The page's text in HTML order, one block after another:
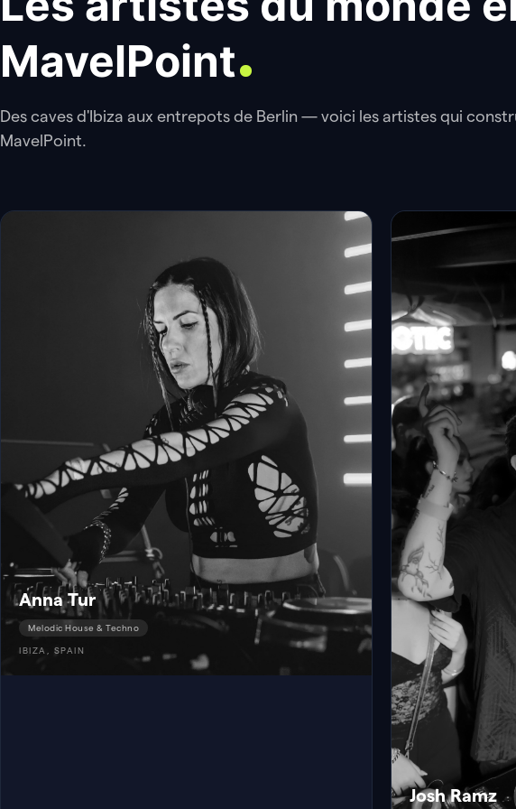
MavelPoint
Des caves d'Ibiza aux entrepots de Berlin — voici les artistes qui
MavelPoint.
Anna Tur
Melodic House & Techno
IBIZA, SPAIN
Josh Ramz